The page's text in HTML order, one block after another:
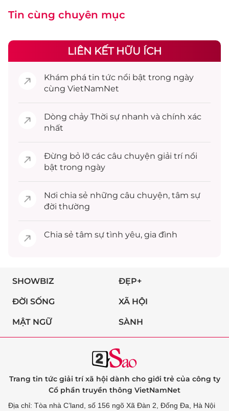
Tin cùng chuyên mục
LIÊN KẾT HỮU ÍCH
Khám phá tin tức nổi bật trong ngày
cùng VietNamNet
Dòng chảy Thời sự nhanh và chính xác
nhất
Đừng bỏ lỡ các câu chuyện giải trínổi
bật trong ngày
Nơi chia sẻ những câu chuyện, tâm sự
đời thường
Chia sẻ tâm sự tình yêu, gia đình
SHOWBIZ ĐẸP+
ĐỜI SỐNG XÃ HỘI
MẬT NGỮ SÀNH
Trang tin tức giải trí xã hội dành cho giới trẻ của công ty
Cổ phần truyền thông VietNamNet
Địa chỉ: Tòa nhà C’land, số 156 ngõ Xã Đàn 2, Đống Đa, Hà Nội